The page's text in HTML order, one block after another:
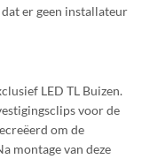
er geen installateur
LED TL Buizen.
voor de
om de
montage van deze